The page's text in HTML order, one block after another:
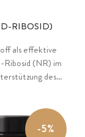
RIBOSID)
als effektive
(NR) im
des
-5%